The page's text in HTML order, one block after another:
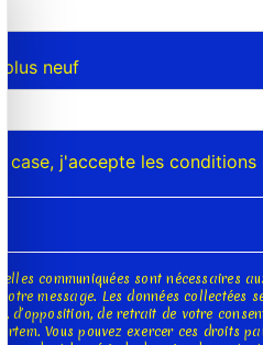
neuf
case, j'accepte les
communiquées sont
message. Les données collectées
d’opposition, de retrait de votre
Vous pouvez exercer ces